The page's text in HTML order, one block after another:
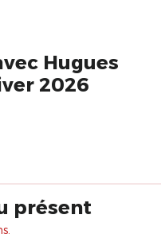
Hugues
2026
présent